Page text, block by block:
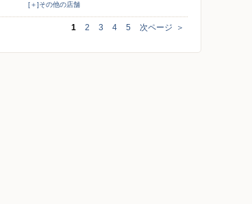
[＋]その他の店舗
1 2 3 4 5 次ページ ＞